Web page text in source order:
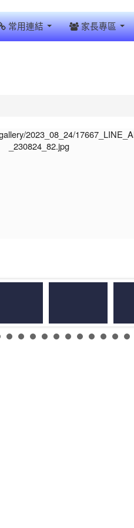
常用連結 家長專區